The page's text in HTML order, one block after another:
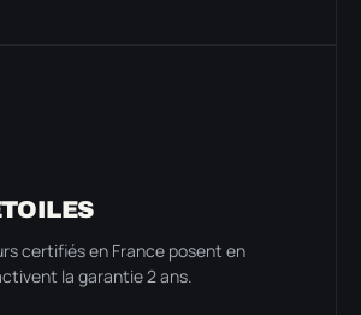
certifiés en France posent en
la garantie 2 ans.